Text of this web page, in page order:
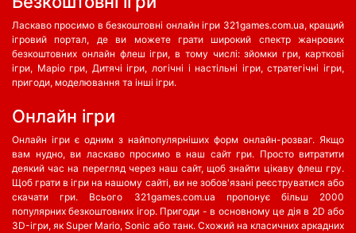
Ласкаво просимо в безкоштовні онлайн ігри 321games.com.ua, кращий
ігровий портал, де ви можете грати широкий спектр жанрових
безкоштовних онлайн флеш ігри, в тому числі: зйомки гри, карткові
ігри, Маріо гри, Дитячі ігри, логічні і настільні ігри, стратегічні ігри,
пригоди, моделювання та інші ігри.
Oнлайн ігри
Онлайн ігри є одним з найпопулярніших форм онлайн-розваг. Якщо
вам нудно, ви ласкаво просимо в наш сайт гри. Просто витратити
деякий час на перегляд через наш сайт, щоб знайти цікаву флеш гру.
Щоб грати в ігри на нашому сайті, ви не зобов'язані реєструватися або
скачати гри. Всього 321games.com.ua пропонує більш 2000
популярних безкоштовних ігор. Пригоди - в основному це дія в 2D або
3D-ігри, як Super Mario, Sonic або танк. Схожий на класичних аркадних